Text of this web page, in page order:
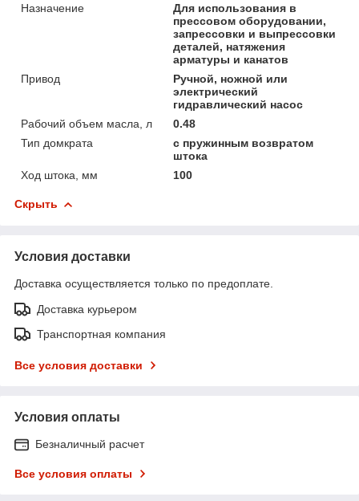
Назначение
Для использования в
прессовом оборудовании,
запрессовки и выпрессовки
деталей, натяжения
арматуры и канатов
Привод
Ручной, ножной или
электрический
гидравлический насос
Рабочий объем масла, л
0.48
Тип домкрата
с пружинным возвратом
штока
Ход штока, мм
100
Скрыть
Условия доставки
Доставка осуществляется только по предоплате.
Доставка курьером
Транспортная компания
Все условия доставки
Условия оплаты
Безналичный расчет
Все условия оплаты